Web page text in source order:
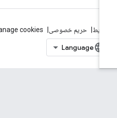
حریم خصوصی Manage cookies